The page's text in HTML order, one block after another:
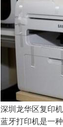
深圳龙华区复印
蓝牙打印机是一